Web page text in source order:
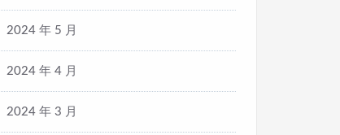
2024 年 5 月
2024 年 4 月
2024 年 3 月